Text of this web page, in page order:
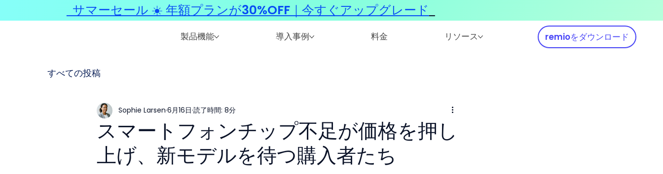
製品機能 導入事例 料金 リソース remioをダウンロード
すべての投稿
スマートフォンチップ不足が価格を押し
上げ、新モデルを待つ購入者たち
Sophie Larsen 6月16日 読了時間: 8分
サマーセール ☀️ 年額プランが30%OFF｜今すぐアップグレード